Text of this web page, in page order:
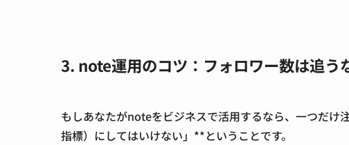
3. note運用のコツ：フォロワー数は追う
もしあなたがnoteをビジネスで活用するなら、一つだ
指標）にしてはいけない」**ということです。